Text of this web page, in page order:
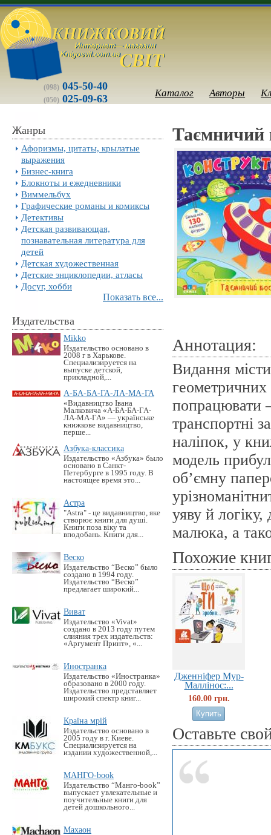
(098) 045-50-40
(050) 025-09-63 Каталог Авторы
Жанры
Афоризмы, цитаты, крылатые
выражения
Бизнес-книга
Блокноты и ежедневники
Виммельбух
Графические романы и комиксы
Детективы
Детская развивающая,
познавательная литература для
детей
Детская художественная
Детские энциклопедии, атласы
Досуг, хобби
Показать все...
Издательства
Mikko
Издательство основано в
2008 г в Харькове.
Специализируется на
выпуске детской,
прикладной,...
А-БА-БА-ГА-ЛА-МА-ГА
«Видавництво Івана
Малковича «А-БА-БА-ГА-
ЛА-МА-ГА» — українське
книжкове видавництво,
перше...
Азбука-классика
Издательство «Азбука» было
основано в Санкт-
Петербурге в 1995 году. В
настоящее время это...
Астра
"Astra" - це видавництво, яке
створює книги для душі.
Книги поза віку та
вподобань. Книги для...
Веско
Издательство “Веско” было
создано в 1994 году.
Издательство “Веско”
предлагает широкий...
Виват
Издательство «Vivat»
создано в 2013 году путем
слияния трех издательств:
«Аргумент Принт», «...
Иностранка
Издательство «Иностранка»
образовано в 2000 году.
Издательство представляет
широкий спектр книг...
Країна мрій
Издательство основано в
2005 году в г. Киеве.
Специализируется на
издании художественной,...
МАНГО-book
Издательство “Манго-book”
выпускает увлекательные и
поучительные книги для
детей дошкольного...
Махаон
Таємничий
Аннотация:
Видання
попрацювати
транспортні
наліпок, у
модель
об’ємну
уяву й
малюка, а
Похожие
Дженніфер Мур-
Маллінос:...
160.00 грн.
Оставьте